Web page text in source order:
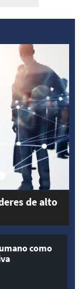
de alto
como